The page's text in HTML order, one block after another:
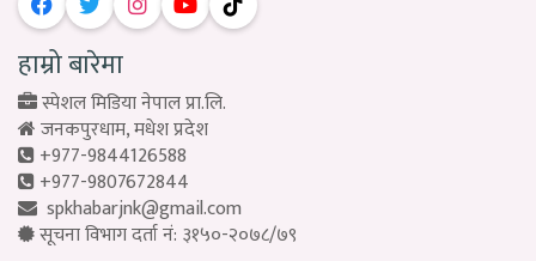
हाम्रो बारेमा
स्पेशल मिडिया नेपाल प्रा.लि.
जनकपुरधाम, मधेश प्रदेश
+977-9844126588
+977-9807672844
spkhabarjnk@gmail.com
सूचना विभाग दर्ता नं: ३१५०-२०७८/७९